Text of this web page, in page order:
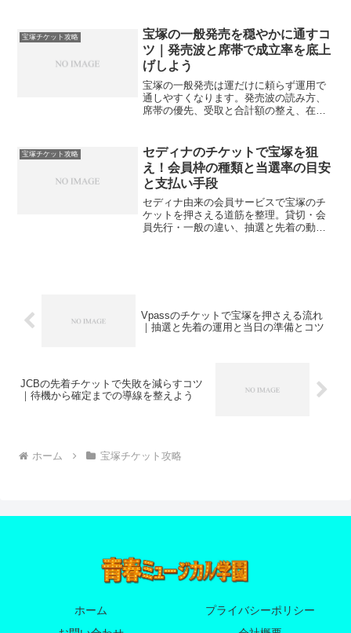
宝塚チケット攻略
宝塚の一般発売を穏やかに通すコ
ツ｜発売波と席帯で成立率を底上
げしよう
宝塚の一般発売は運だけに頼らず運用で
通しやすくなります。発売波の読み方、
席帯の優先、受取と合計額の整え、在庫
ます。
宝塚チケット攻略
セディナのチケットで宝塚を狙
え！会員枠の種類と当選率の目安
と支払い手段
セディナ由来の会員サービスで宝塚のチ
ケットを押さえる道筋を整理。貸切・会
員先行・一般の違い、抽選と先着の動
Vpassのチケットで宝塚を押さえる流れ
｜抽選と先着の運用と当日の準備とコツ
JCBの先着チケットで失敗を減らすコツ
｜待機から確定までの導線を整えよう
ホーム 宝塚チケット攻略
ホーム
プライバシーポリシー